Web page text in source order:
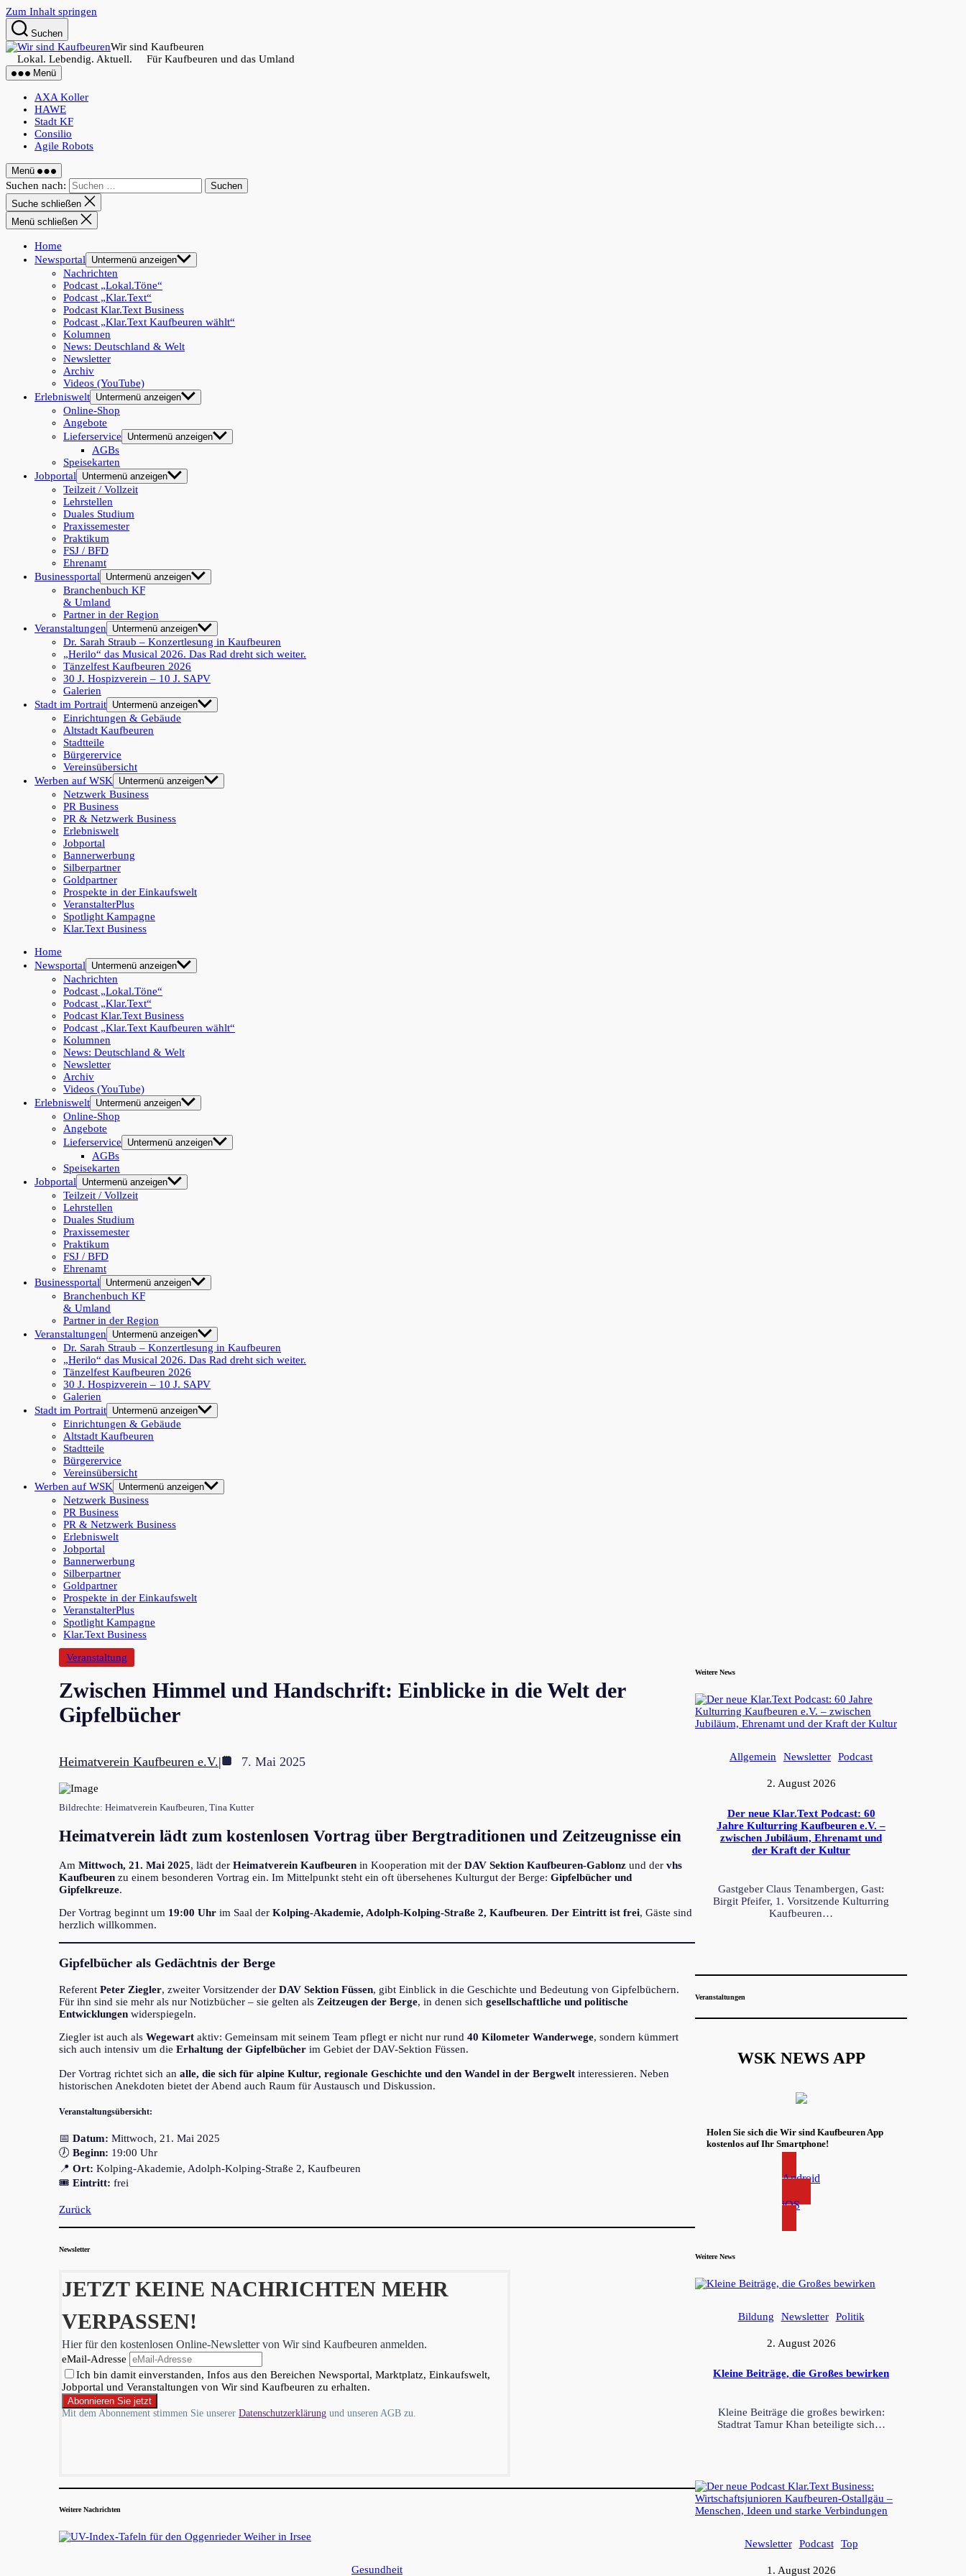
Zum Inhalt springen
Suchen
Wir sind Kaufbeuren
Lokal. Lebendig. Aktuell. Für Kaufbeuren und das Umland
Menü
AXA Koller
HAWE
Stadt KF
Consilio
Agile Robots
Menü
Suchen nach:
Suche schließen
Menü schließen
Home
Newsportal
Untermenü anzeigen
Nachrichten
Podcast „Lokal.Töne“
Podcast „Klar.Text“
Podcast Klar.Text Business
Podcast „Klar.Text Kaufbeuren wählt“
Kolumnen
News: Deutschland & Welt
Newsletter
Archiv
Videos (YouTube)
Erlebniswelt Untermenü anzeigen
Online-Shop
Angebote
Lieferservice
Untermenü anzeigen
AGBs
Speisekarten
Jobportal
Untermenü anzeigen
Teilzeit / Vollzeit
Lehrstellen
Duales Studium
Praxissemester
Praktikum
FSJ / BFD
Ehrenamt
Businessportal
Untermenü anzeigen
Branchenbuch KF
& Umland
Partner in der Region
Veranstaltungen
Untermenü anzeigen
Dr. Sarah Straub – Konzertlesung in Kaufbeuren
„Herilo“ das Musical 2026. Das Rad dreht sich weiter.
Tänzelfest Kaufbeuren 2026
30 J. Hospizverein – 10 J. SAPV
Galerien
Stadt im Portrait Untermenü anzeigen
Einrichtungen & Gebäude
Altstadt Kaufbeuren
Stadtteile
Bürgerervice
Vereinsübersicht
Werben auf WSK
Untermenü anzeigen
Netzwerk Business
PR Business
PR & Netzwerk Business
Erlebniswelt
Jobportal
Bannerwerbung
Silberpartner
Goldpartner
Prospekte in der Einkaufswelt
VeranstalterPlus
Spotlight Kampagne
Klar.Text Business
Home
Newsportal
Untermenü anzeigen
Nachrichten
Podcast „Lokal.Töne“
Podcast „Klar.Text“
Podcast Klar.Text Business
Podcast „Klar.Text Kaufbeuren wählt“
Kolumnen
News: Deutschland & Welt
Newsletter
Archiv
Videos (YouTube)
Erlebniswelt Untermenü anzeigen
Online-Shop
Angebote
Lieferservice
Untermenü anzeigen
AGBs
Speisekarten
Jobportal
Untermenü anzeigen
Teilzeit / Vollzeit
Lehrstellen
Duales Studium
Praxissemester
Praktikum
FSJ / BFD
Ehrenamt
Businessportal
Untermenü anzeigen
Branchenbuch KF
& Umland
Partner in der Region
Veranstaltungen
Untermenü anzeigen
Dr. Sarah Straub – Konzertlesung in Kaufbeuren
„Herilo“ das Musical 2026. Das Rad dreht sich weiter.
Tänzelfest Kaufbeuren 2026
30 J. Hospizverein – 10 J. SAPV
Galerien
Stadt im Portrait Untermenü anzeigen
Einrichtungen & Gebäude
Altstadt Kaufbeuren
Stadtteile
Bürgerervice
Vereinsübersicht
Werben auf WSK
Untermenü anzeigen
Netzwerk Business
PR Business
PR & Netzwerk Business
Erlebniswelt
Jobportal
Bannerwerbung
Silberpartner
Goldpartner
Prospekte in der Einkaufswelt
VeranstalterPlus
Spotlight Kampagne
Klar.Text Business
Veranstaltung
Zwischen Himmel und Handschrift: Einblicke in die Welt der
Gipfelbücher
Heimatverein Kaufbeuren e.V.| 7. Mai 2025
Bildrechte: Heimatverein Kaufbeuren, Tina Kutter
Heimatverein lädt zum kostenlosen Vortrag über Bergtraditionen und Zeitzeugnisse ein
Am Mittwoch, 21. Mai 2025, lädt der Heimatverein Kaufbeuren in Kooperation mit der DAV Sektion Kaufbeuren-Gablonz und der vhs
Kaufbeuren zu einem besonderen Vortrag ein. Im Mittelpunkt steht ein oft übersehenes Kulturgut der Berge: Gipfelbücher und
Gipfelkreuze.
Der Vortrag beginnt um 19:00 Uhr im Saal der Kolping-Akademie, Adolph-Kolping-Straße 2, Kaufbeuren. Der Eintritt ist frei, Gäste sind
herzlich willkommen.
Gipfelbücher als Gedächtnis der Berge
Referent Peter Ziegler, zweiter Vorsitzender der DAV Sektion Füssen, gibt Einblick in die Geschichte und Bedeutung von Gipfelbüchern.
Für ihn sind sie mehr als nur Notizbücher – sie gelten als Zeitzeugen der Berge, in denen sich gesellschaftliche und politische
Entwicklungen widerspiegeln.
Ziegler ist auch als Wegewart aktiv: Gemeinsam mit seinem Team pflegt er nicht nur rund 40 Kilometer Wanderwege, sondern kümmert
sich auch intensiv um die Erhaltung der Gipfelbücher im Gebiet der DAV-Sektion Füssen.
Der Vortrag richtet sich an alle, die sich für alpine Kultur, regionale Geschichte und den Wandel in der Bergwelt interessieren. Neben
historischen Anekdoten bietet der Abend auch Raum für Austausch und Diskussion.
Veranstaltungsübersicht:
📅 Datum: Mittwoch, 21. Mai 2025
🕖 Beginn: 19:00 Uhr
📍 Ort: Kolping-Akademie, Adolph-Kolping-Straße 2, Kaufbeuren
🎟 Eintritt: frei
Zurück
Newsletter
JETZT KEINE NACHRICHTEN MEHR
VERPASSEN!
Hier für den kostenlosen Online-Newsletter von Wir sind Kaufbeuren anmelden.
eMail-Adresse
Ich bin damit einverstanden, Infos aus den Bereichen Newsportal, Marktplatz, Einkaufswelt,
Jobportal und Veranstaltungen von Wir sind Kaufbeuren zu erhalten.
Mit dem Abonnement stimmen Sie unserer Datenschutzerklärung und unseren AGB zu.
Weitere Nachrichten
Gesundheit
Weitere News
Allgemein Newsletter Podcast
2. August 2026
Der neue Klar.Text Podcast: 60
Jahre Kulturring Kaufbeuren e.V. –
zwischen Jubiläum, Ehrenamt und
der Kraft der Kultur
Gastgeber Claus Tenambergen, Gast:
Birgit Pfeifer, 1. Vorsitzende Kulturring
Kaufbeuren…
Veranstaltungen
WSK NEWS APP
Holen Sie sich die Wir sind Kaufbeuren App
kostenlos auf Ihr Smartphone!
Android
iOS
Weitere News
Bildung Newsletter Politik
2. August 2026
Kleine Beiträge, die Großes bewirken
Kleine Beiträge die großes bewirken:
Stadtrat Tamur Khan beteiligte sich…
Newsletter Podcast Top
1. August 2026